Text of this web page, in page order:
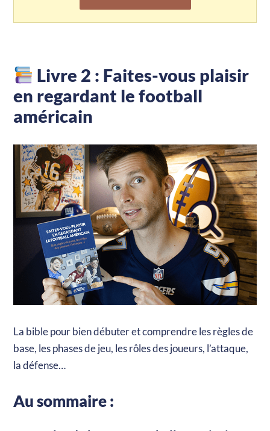
Livre 2 : Faites-vous plaisir
en regardant le football
américain
La bible pour bien débuter et comprendre les règles de
base, les phases de jeu, les rôles des joueurs, l’attaque,
la défense…
Au sommaire :